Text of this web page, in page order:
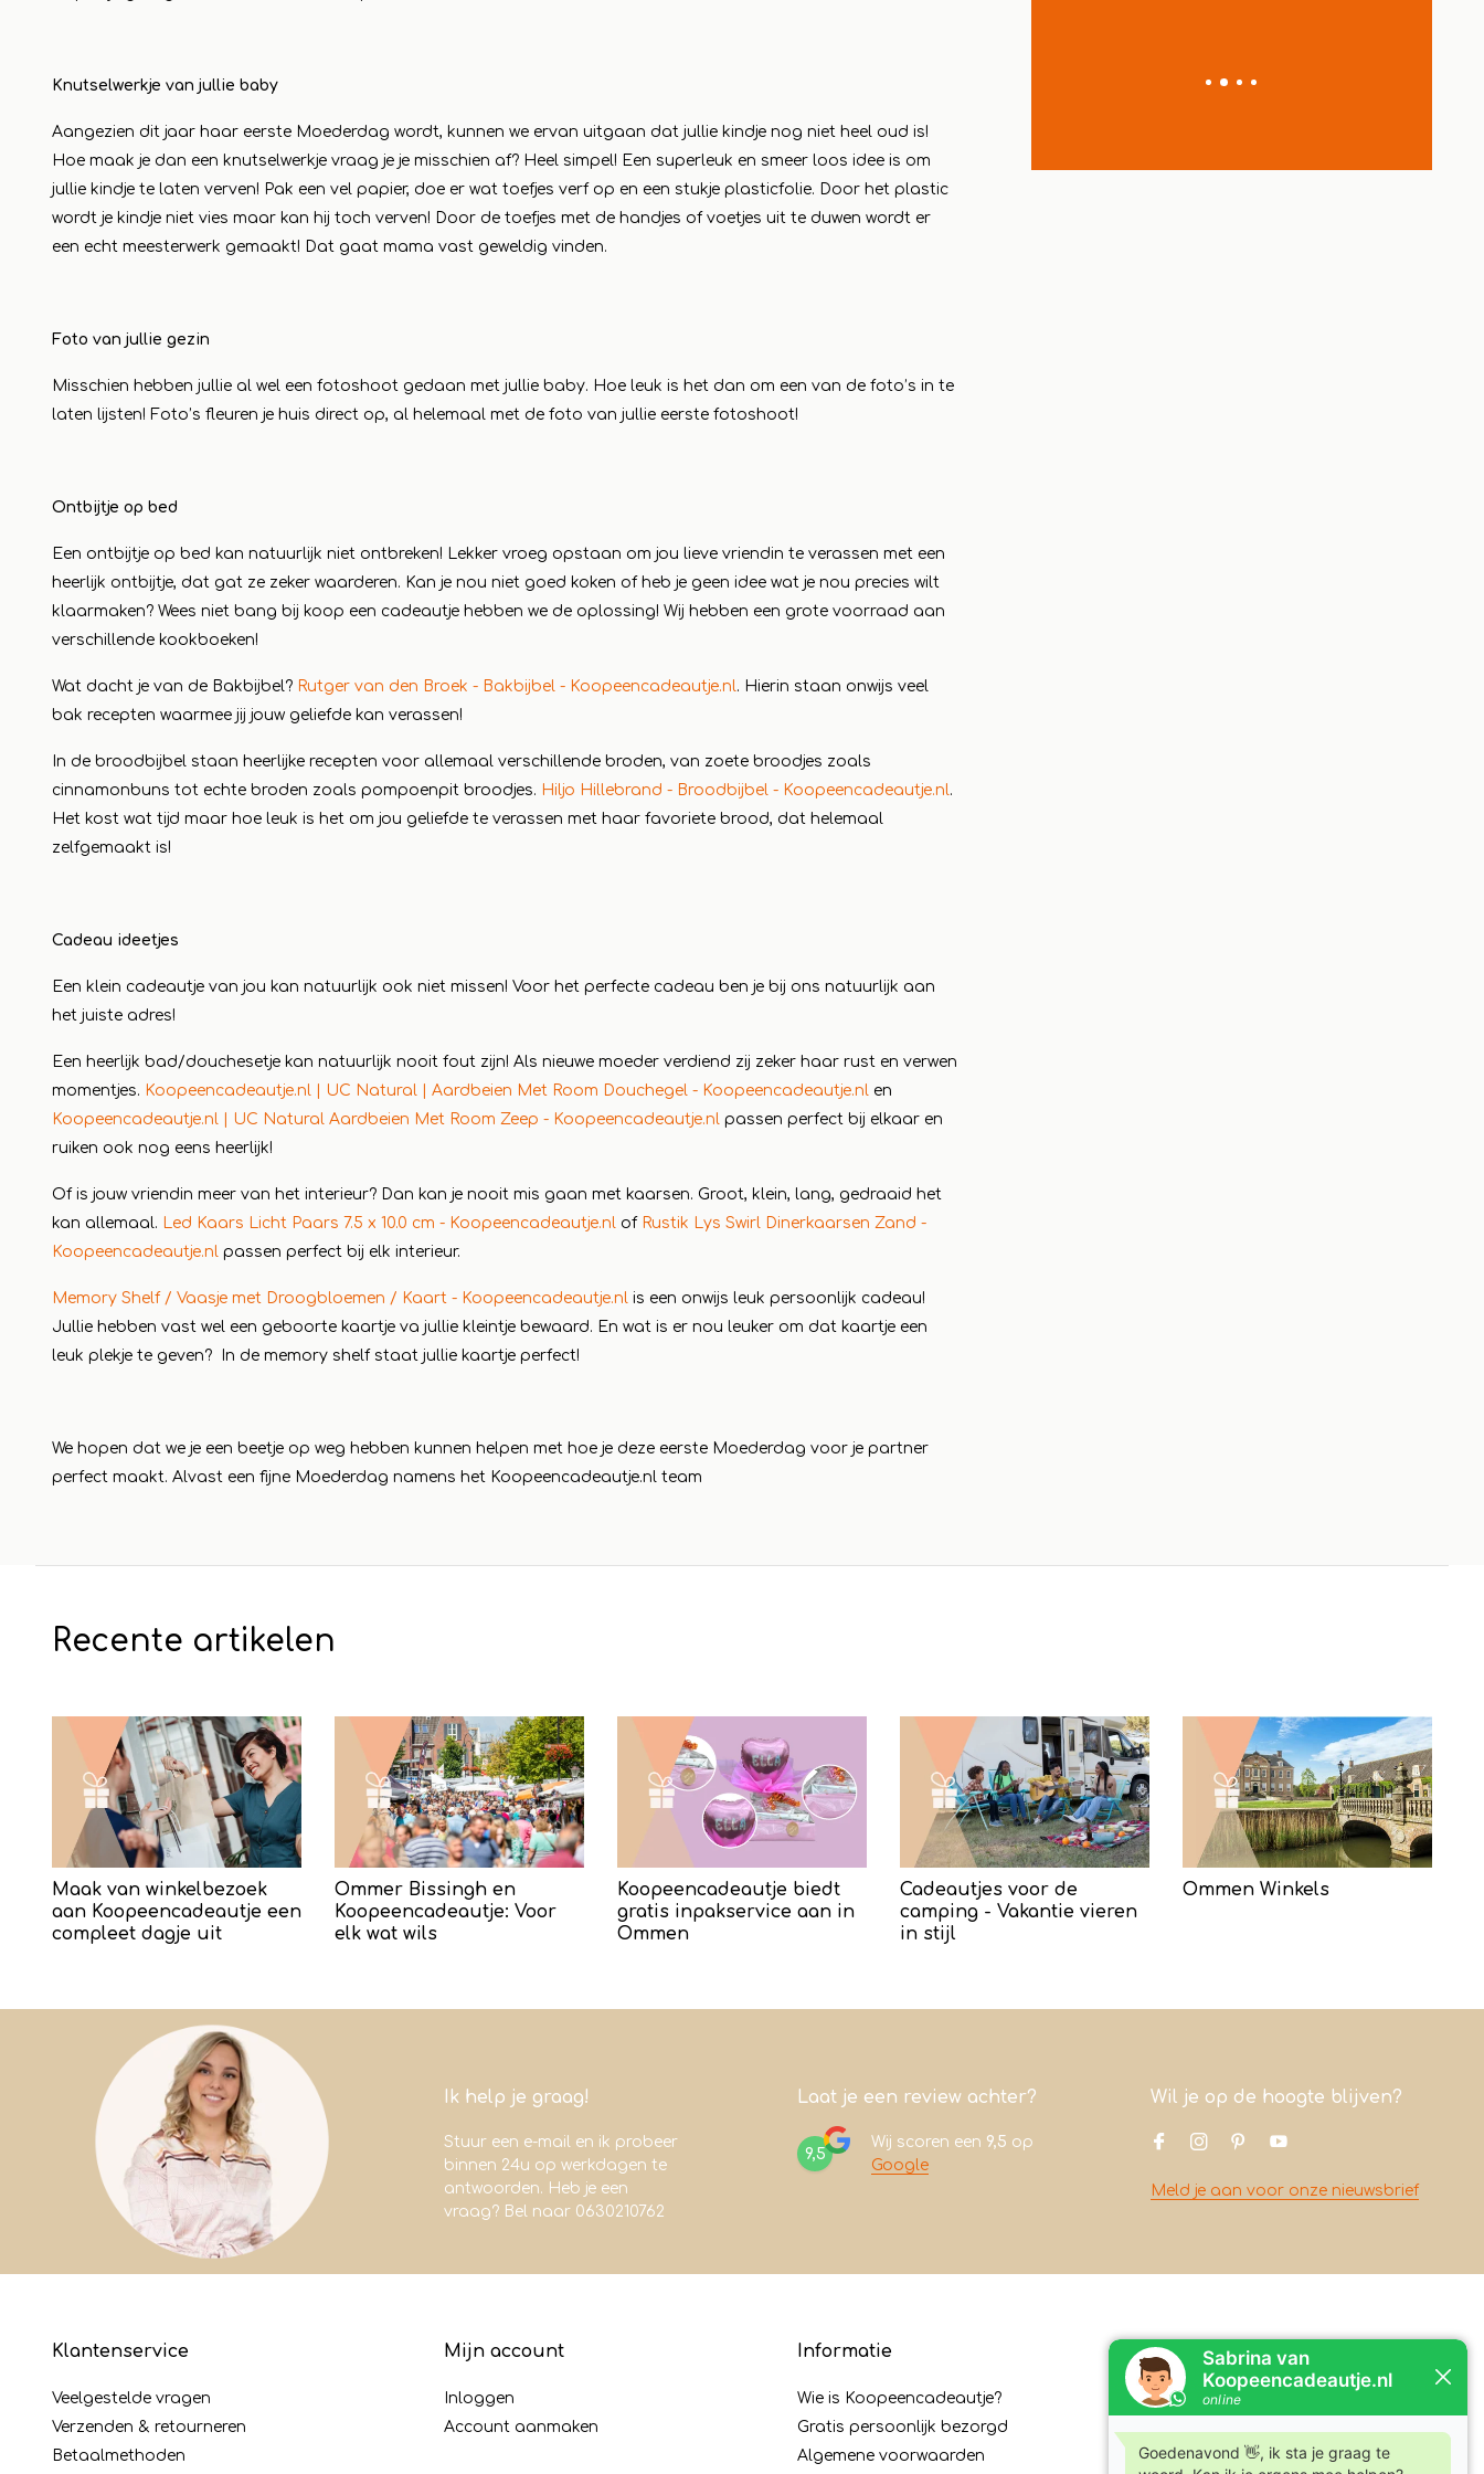
Knutselwerkje van jullie baby
Aangezien dit jaar haar eerste Moederdag wordt, kunnen we ervan uitgaan dat jullie kindje nog niet heel oud is!
Hoe maak je dan een knutselwerkje vraag je je misschien af? Heel simpel! Een superleuk en smeer loos idee is om
jullie kindje te laten verven! Pak een vel papier, doe er wat toefjes verf op en een stukje plasticfolie. Door het plastic
wordt je kindje niet vies maar kan hij toch verven! Door de toefjes met de handjes of voetjes uit te duwen wordt er
een echt meesterwerk gemaakt! Dat gaat mama vast geweldig vinden.
Foto van jullie gezin
Misschien hebben jullie al wel een fotoshoot gedaan met jullie baby. Hoe leuk is het dan om een van de foto’s in te
laten lijsten! Foto’s fleuren je huis direct op, al helemaal met de foto van jullie eerste fotoshoot!
Ontbijtje op bed
Een ontbijtje op bed kan natuurlijk niet ontbreken! Lekker vroeg opstaan om jou lieve vriendin te verassen met een
heerlijk ontbijtje, dat gat ze zeker waarderen. Kan je nou niet goed koken of heb je geen idee wat je nou precies wilt
klaarmaken? Wees niet bang bij koop een cadeautje hebben we de oplossing! Wij hebben een grote voorraad aan
verschillende kookboeken!
Wat dacht je van de Bakbijbel? Rutger van den Broek - Bakbijbel - Koopeencadeautje.nl. Hierin staan onwijs veel
bak recepten waarmee jij jouw geliefde kan verassen!
In de broodbijbel staan heerlijke recepten voor allemaal verschillende broden, van zoete broodjes zoals
cinnamonbuns tot echte broden zoals pompoenpit broodjes. Hiljo Hillebrand - Broodbijbel - Koopeencadeautje.nl.
Het kost wat tijd maar hoe leuk is het om jou geliefde te verassen met haar favoriete brood, dat helemaal
zelfgemaakt is!
Cadeau ideetjes
Een klein cadeautje van jou kan natuurlijk ook niet missen! Voor het perfecte cadeau ben je bij ons natuurlijk aan
het juiste adres!
Een heerlijk bad/douchesetje kan natuurlijk nooit fout zijn! Als nieuwe moeder verdiend zij zeker haar rust en verwen
momentjes. Koopeencadeautje.nl | UC Natural | Aardbeien Met Room Douchegel - Koopeencadeautje.nl en
Koopeencadeautje.nl | UC Natural Aardbeien Met Room Zeep - Koopeencadeautje.nl passen perfect bij elkaar en
ruiken ook nog eens heerlijk!
Of is jouw vriendin meer van het interieur? Dan kan je nooit mis gaan met kaarsen. Groot, klein, lang, gedraaid het
kan allemaal. Led Kaars Licht Paars 7.5 x 10.0 cm - Koopeencadeautje.nl of Rustik Lys Swirl Dinerkaarsen Zand -
Koopeencadeautje.nl passen perfect bij elk interieur.
Memory Shelf / Vaasje met Droogbloemen / Kaart - Koopeencadeautje.nl is een onwijs leuk persoonlijk cadeau!
Jullie hebben vast wel een geboorte kaartje va jullie kleintje bewaard. En wat is er nou leuker om dat kaartje een
leuk plekje te geven? In de memory shelf staat jullie kaartje perfect!
We hopen dat we je een beetje op weg hebben kunnen helpen met hoe je deze eerste Moederdag voor je partner
perfect maakt. Alvast een fijne Moederdag namens het Koopeencadeautje.nl team
Recente artikelen
Maak van winkelbezoek
aan Koopeencadeautje een
compleet dagje uit
Ommer Bissingh en
Koopeencadeautje: Voor
elk wat wils
Koopeencadeautje biedt
gratis inpakservice aan in
Ommen
Cadeautjes voor de
camping - Vakantie vieren
in stijl
Ommen Winkels
Ik help je graag!
Stuur een e-mail en ik probeer
binnen 24u op werkdagen te
antwoorden. Heb je een
vraag? Bel naar 0630210762
Laat je een review achter?
9,5
Wij scoren een 9,5 op
Google
Wil je op de hoogte blijven?
Meld je aan voor onze nieuwsbrief
Klantenservice
Veelgestelde vragen
Verzenden & retourneren
Betaalmethoden
Mijn account
Inloggen
Account aanmaken
Informatie
Wie is Koopeencadeautje?
Gratis persoonlijk bezorgd
Algemene voorwaarden
Contact
Koopeencadeautje.nl
7731DC Ommen